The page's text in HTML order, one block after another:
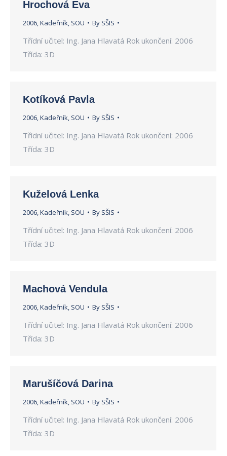
Hrochová Eva
2006,Kadeřník, SOU By SŠIS
Třídní učitel: Ing. Jana Hlavatá Rok ukončení: 2006
Třída: 3D
Kotíková Pavla
2006,Kadeřník, SOU By SŠIS
Třídní učitel: Ing. Jana Hlavatá Rok ukončení: 2006
Třída: 3D
Kuželová Lenka
2006,Kadeřník, SOU By SŠIS
Třídní učitel: Ing. Jana Hlavatá Rok ukončení: 2006
Třída: 3D
Machová Vendula
2006,Kadeřník, SOU By SŠIS
Třídní učitel: Ing. Jana Hlavatá Rok ukončení: 2006
Třída: 3D
Marušíčová Darina
2006,Kadeřník, SOU By SŠIS
Třídní učitel: Ing. Jana Hlavatá Rok ukončení: 2006
Třída: 3D